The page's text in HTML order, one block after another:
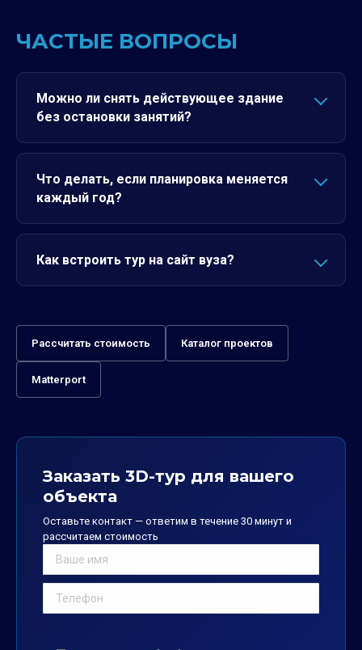
ЧАСТЫЕ ВОПРОСЫ
Можно ли снять действующее здание
без остановки занятий?
Что делать, если планировка меняется
каждый год?
Как встроить тур на сайт вуза?
Рассчитать стоимость Каталог проектов
Matterport
Заказать 3D-тур для вашего
объекта
Оставьте контакт — ответим в течение 30 минут и
рассчитаем стоимость